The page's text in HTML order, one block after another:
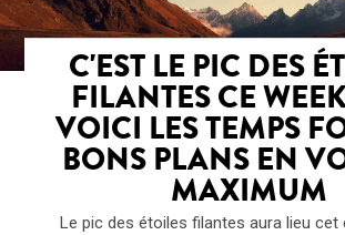
C'EST LE PIC DES
FILANTES CE
VOICI LES TEMPS
BONS PLANS EN
MAXIMUM
Le pic des étoiles filantes aura lieu cet